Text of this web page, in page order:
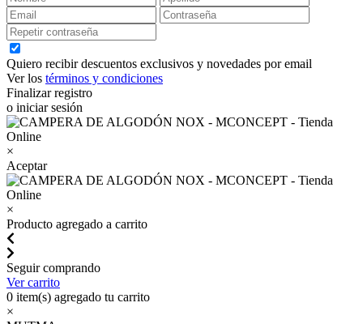
Quiero recibir descuentos exclusivos y novedades por email
Ver los términos y condiciones
Finalizar registro
o iniciar sesión
×
Aceptar
×
Producto agregado a carrito
Seguir comprando
Ver carrito
0 item(s) agregado tu carrito
×